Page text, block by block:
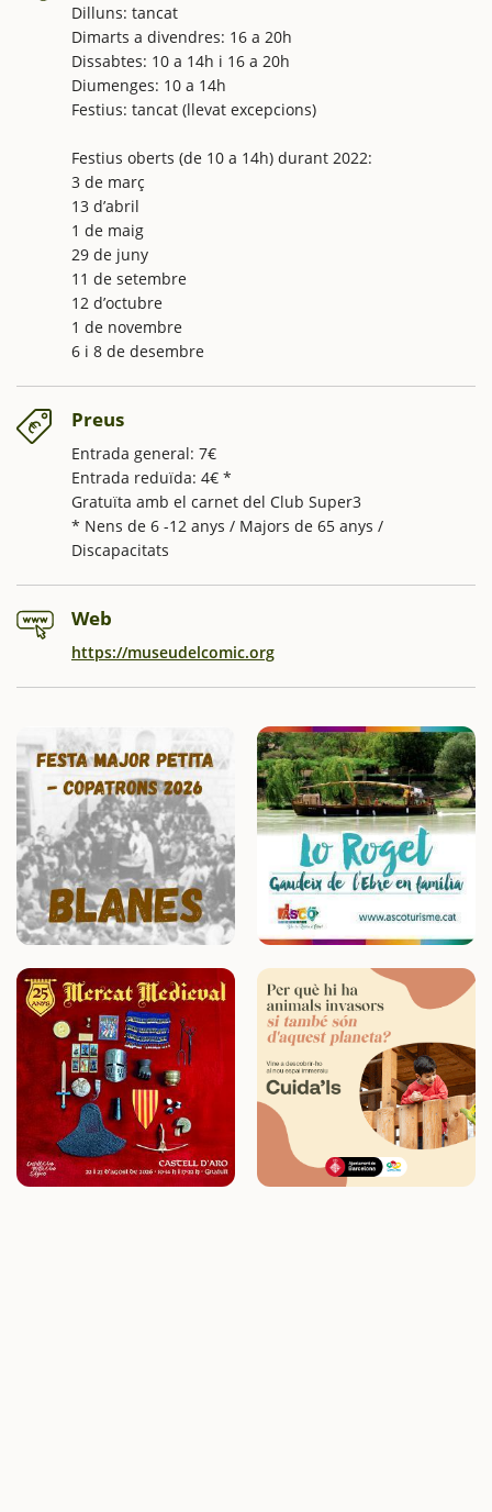
Dilluns: tancat
Dimarts a divendres: 16 a 20h
Dissabtes: 10 a 14h i 16 a 20h
Diumenges: 10 a 14h
Festius: tancat (llevat excepcions)
Festius oberts (de 10 a 14h) durant 2022:
3 de març
13 d’abril
1 de maig
29 de juny
11 de setembre
12 d’octubre
1 de novembre
6 i 8 de desembre
Preus
Entrada general: 7€
Entrada reduïda: 4€ *
Gratuïta amb el carnet del Club Super3
* Nens de 6 -12 anys / Majors de 65 anys /
Discapacitats
Web
https://museudelcomic.org